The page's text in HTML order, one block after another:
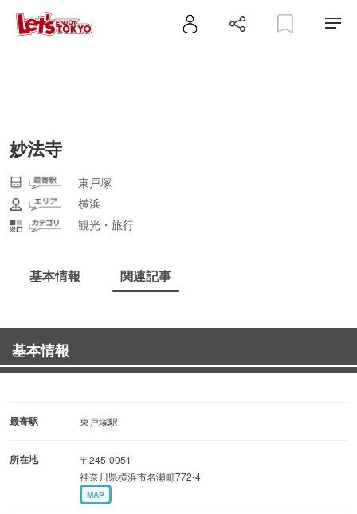
妙法寺
東戸塚
横浜
観光・旅行
基本情報 関連記事
基本情報
最寄駅 東戸塚駅
所在地
〒245-0051
神奈川県横浜市名瀬町772-4
MAP